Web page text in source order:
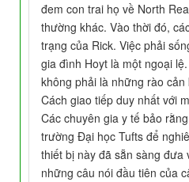
đem con trai họ về North
thường khác. Vào thời đó,
trạng của Rick. Việc phải
gia đình Hoyt là một ngoại
không phải là những rào
Cách giao tiếp duy nhất với
Các chuyên gia y tế bảo
trường Đại học Tufts để
thiết bị này đã sẵn sàng
những câu nói đầu tiên của